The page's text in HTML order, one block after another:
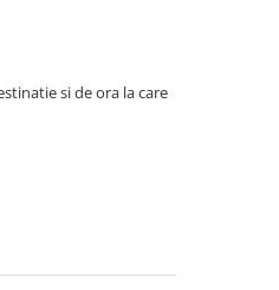
si de ora la care